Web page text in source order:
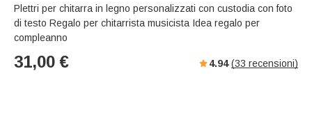
Plettri per chitarra in legno personalizzati con custodia con foto
di testo Regalo per chitarrista musicista Idea regalo per
compleanno
31,00 € 4.94 (33 recensioni)